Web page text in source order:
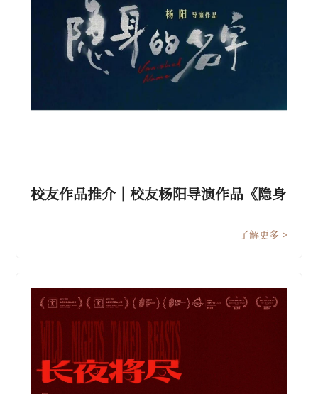
校友作品推介｜校友杨阳导演作品《隐身
了解更多 >